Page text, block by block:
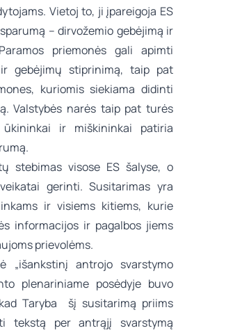
Vietoj to, ji įpareigoja ES
– dirvožemio gebėjimą ir
priemonės gali apimti
gebėjimų stiprinimą, taip pat
kuriomis siekiama didinti
Valstybės narės taip pat turės
ir miškininkai patiria
stebimas visose ES šalyse, o
gerinti. Susitarimas yra
ir visiems kitiems, kurie
informacijos ir pagalbos jiems
prievolėms.
„išankstinį antrojo svarstymo
plenariniame posėdyje buvo
Taryba šį susitarimą priims
tekstą per antrąjį svarstymą